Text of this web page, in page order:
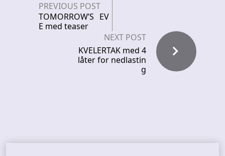
PREVIOUS POST
TOMORROW’S EV
E med teaser
NEXT POST
KVELERTAK med 4
låter for nedlastin
g